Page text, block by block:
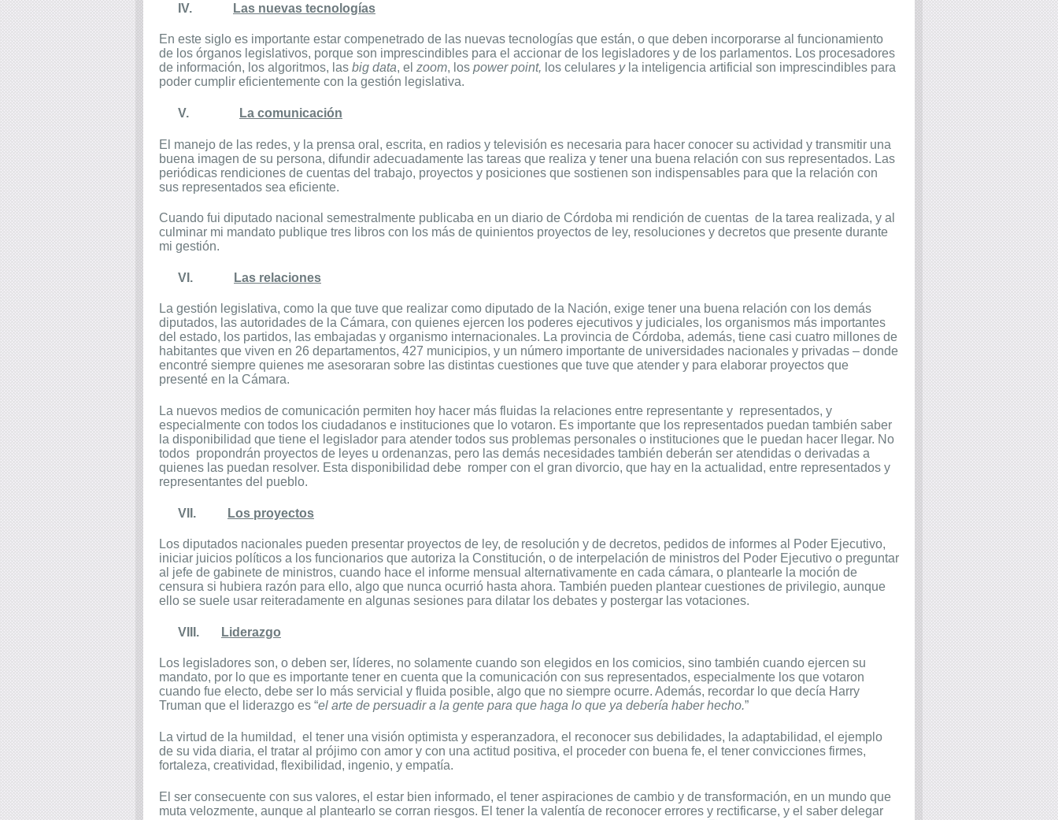
IV. Las nuevas tecnologías
En este siglo es importante estar compenetrado de las nuevas tecnologías que están, o que deben incorporarse al funcionamiento
de los órganos legislativos, porque son imprescindibles para el accionar de los legisladores y de los parlamentos. Los procesadores
de información, los algoritmos, las big data, el zoom, los power point, los celulares y la inteligencia artificial son imprescindibles para
poder cumplir eficientemente con la gestión legislativa.
V. La comunicación
El manejo de las redes, y la prensa oral, escrita, en radios y televisión es necesaria para hacer conocer su actividad y transmitir una
buena imagen de su persona, difundir adecuadamente las tareas que realiza y tener una buena relación con sus representados. Las
periódicas rendiciones de cuentas del trabajo, proyectos y posiciones que sostienen son indispensables para que la relación con
sus representados sea eficiente.
Cuando fui diputado nacional semestralmente publicaba en un diario de Córdoba mi rendición de cuentas de la tarea realizada, y al
culminar mi mandato publique tres libros con los más de quinientos proyectos de ley, resoluciones y decretos que presente durante
mi gestión.
VI. Las relaciones
La gestión legislativa, como la que tuve que realizar como diputado de la Nación, exige tener una buena relación con los demás
diputados, las autoridades de la Cámara, con quienes ejercen los poderes ejecutivos y judiciales, los organismos más importantes
del estado, los partidos, las embajadas y organismo internacionales. La provincia de Córdoba, además, tiene casi cuatro millones de
habitantes que viven en 26 departamentos, 427 municipios, y un número importante de universidades nacionales y privadas – donde
encontré siempre quienes me asesoraran sobre las distintas cuestiones que tuve que atender y para elaborar proyectos que
presenté en la Cámara.
La nuevos medios de comunicación permiten hoy hacer más fluidas la relaciones entre representante y representados, y
especialmente con todos los ciudadanos e instituciones que lo votaron. Es importante que los representados puedan también saber
la disponibilidad que tiene el legislador para atender todos sus problemas personales o instituciones que le puedan hacer llegar. No
todos propondrán proyectos de leyes u ordenanzas, pero las demás necesidades también deberán ser atendidas o derivadas a
quienes las puedan resolver. Esta disponibilidad debe romper con el gran divorcio, que hay en la actualidad, entre representados y
representantes del pueblo.
VII. Los proyectos
Los diputados nacionales pueden presentar proyectos de ley, de resolución y de decretos, pedidos de informes al Poder Ejecutivo,
iniciar juicios políticos a los funcionarios que autoriza la Constitución, o de interpelación de ministros del Poder Ejecutivo o preguntar
al jefe de gabinete de ministros, cuando hace el informe mensual alternativamente en cada cámara, o plantearle la moción de
censura si hubiera razón para ello, algo que nunca ocurrió hasta ahora. También pueden plantear cuestiones de privilegio, aunque
ello se suele usar reiteradamente en algunas sesiones para dilatar los debates y postergar las votaciones.
VIII. Liderazgo
Los legisladores son, o deben ser, líderes, no solamente cuando son elegidos en los comicios, sino también cuando ejercen su
mandato, por lo que es importante tener en cuenta que la comunicación con sus representados, especialmente los que votaron
cuando fue electo, debe ser lo más servicial y fluida posible, algo que no siempre ocurre. Además, recordar lo que decía Harry
Truman que el liderazgo es “el arte de persuadir a la gente para que haga lo que ya debería haber hecho.”
La virtud de la humildad, el tener una visión optimista y esperanzadora, el reconocer sus debilidades, la adaptabilidad, el ejemplo
de su vida diaria, el tratar al prójimo con amor y con una actitud positiva, el proceder con buena fe, el tener convicciones firmes,
fortaleza, creatividad, flexibilidad, ingenio, y empatía.
El ser consecuente con sus valores, el estar bien informado, el tener aspiraciones de cambio y de transformación, en un mundo que
muta velozmente, aunque al plantearlo se corran riesgos. El tener la valentía de reconocer errores y rectificarse, y el saber delegar